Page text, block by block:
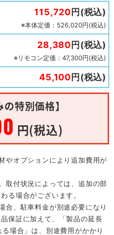
115,720 円(税込)
※本体定価：526,020円(税込)
28,380 円(税込)
※リモコン定価：47,300円(税込)
45,100 円(税込)
の特別価格】
円(税込)
やオプションにより追加費用が
取付状況によっては、追加の部
る場合がございます。
合、駐車料金が別途必要になり
保証に加えて、「製品の延長
場合」は、別途費用がかかり